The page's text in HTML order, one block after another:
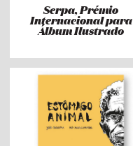
Serpa, Prémio
Internacional para
Álbum Ilustrado